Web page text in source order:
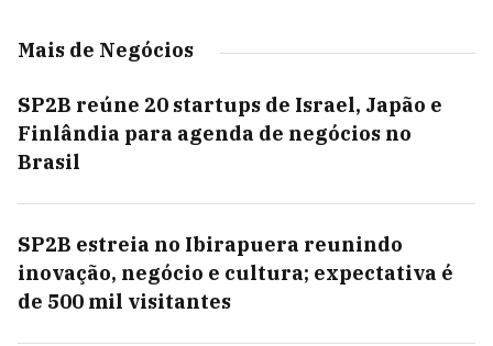
Mais de Negócios
SP2B reúne 20 startups de Israel, Japão e
Finlândia para agenda de negócios no
Brasil
SP2B estreia no Ibirapuera reunindo
inovação, negócio e cultura; expectativa é
de 500 mil visitantes